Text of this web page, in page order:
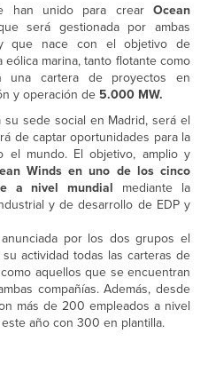
han unido para crearOcean
será gestionada por ambas
que nace con el objetivo de
marina, tanto flotante como
una cartera de proyectos en
y operación de 5.000 MW.
sede social en Madrid, será el
de captar oportunidades para la
el mundo. El objetivo, amplio y
Winds en uno de los cinco
a nivel mundial mediante la
y de desarrollo de EDP y
por los dos grupos el
actividad todas las carteras de
aquellos que se encuentran
compañías. Además, desde
más de 200 empleados a nivel
año con 300 en plantilla.